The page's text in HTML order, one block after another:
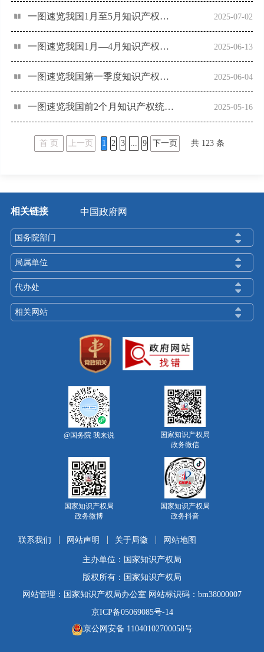
一图速览我国1月至5月知识产权统计数据 2025-07-02
一图速览我国1月—4月知识产权统计数据 2025-06-13
一图速览我国第一季度知识产权统计数据 2025-06-04
一图速览我国前2个月知识产权统计数据 2025-05-16
首 页 上一页 1 2 3 ... 9 下一页 共 123 条
相关链接 中国政府网
国务院部门
局属单位
代办处
相关网站
@国务院 我来说
国家知识产权局
政务微信
国家知识产权局
政务微博
国家知识产权局
政务抖音
联系我们 网站声明 关于局徽 网站地图
主办单位：国家知识产权局
版权所有：国家知识产权局
网站管理：国家知识产权局办公室 网站标识码：bm38000007
京ICP备05069085号-14
京公网安备 11040102700058号